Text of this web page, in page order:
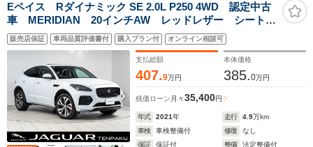
Eペイス Rダイナミック SE 2.0L P250 4WD 認定中古
車 MERIDIAN 20インチAW レッドレザー シートヒ
ーター LEDヘッドライト 電動テールゲート アップ
ルカープレイ アンドロイドオート
販売店保証 車両品質評価書付 購入プラン付 オンライン相談可
支払総額
407.9万円
本体価格
385.0万円
残価ローン 月々35,400円
年式 2021年 走行 4.9万km
車検
車検整備付 修復
なし
保証
保証付 整備
法定整備付